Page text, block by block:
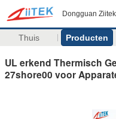
Dongguan
Thuis Producten
UL erkend Thermisch
27shore00 voor